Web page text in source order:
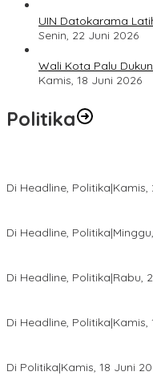
UIN Datokarama
Senin, 22 Juni 2026
Wali Kota Palu
Kamis, 18 Juni 2026
Politika
Di Headline, Politika|Kamis,
Di Headline, Politika|
Di Headline, Politika|Rabu,
Di Headline, Politika|Kamis,
Di Politika|Kamis, 18 Juni